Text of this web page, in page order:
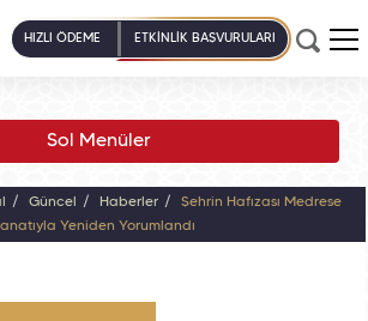
HIZLI ÖDEME ETKİNLİK BAŞVURULARI
Sol Menüler
Güncel Haberler
Şehrin Hafızası Medrese
Yeniden Yorumlandı